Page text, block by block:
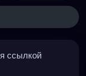
ссылкой